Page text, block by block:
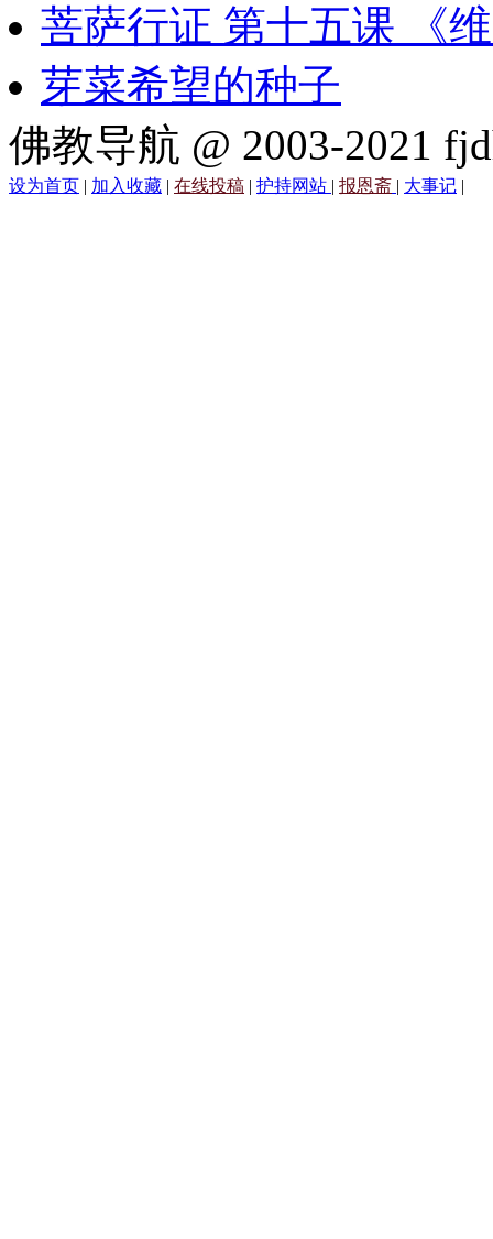
菩萨行证 第十五课 《
芽菜希望的种子
佛教导航 @ 2003-2021
设为首页 | 加入收藏 | 在线投稿 | 护持网站 | 报恩斋 | 大事记 |